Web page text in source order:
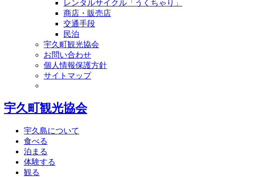
レンタルサイクル「うくちゃり」
商店・販売店
交通手段
民泊
宇久町観光協会
お問い合わせ
個人情報保護方針
サイトマップ
宇久町観光協会
宇久島について
食べる
泊まる
体験する
観る